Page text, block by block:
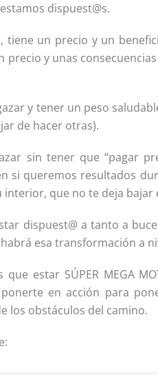
dispuest@s.
tiene un precio y un
precio y unas
y tener un peso
de hacer otras).
sin tener que “pagar
si queremos resultados
interior, que no te deja bajar
dispuest@ a tanto a
esa transformación a
estar SÚPER MEGA
en acción para
los obstáculos del camino.